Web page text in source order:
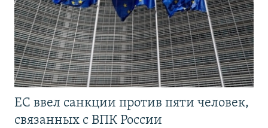
ЕС ввел санкции против пяти человек,
связанных с ВПК России